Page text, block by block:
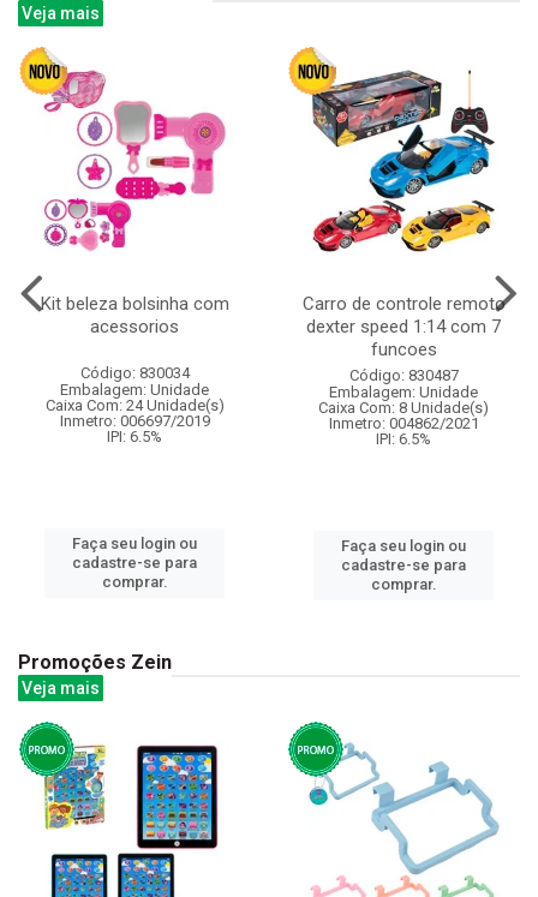
Veja mais
Kit beleza bolsinha com
acessorios
Código: 830034
Embalagem: Unidade
Caixa Com: 24 Unidade(s)
Inmetro: 006697/2019
IPI: 6.5%
Faça seu login ou
cadastre-se para
comprar.
Carro de controle remoto
dexter speed 1:14 com 7
funcoes
Código: 830487
Embalagem: Unidade
Caixa Com: 8 Unidade(s)
Inmetro: 004862/2021
IPI: 6.5%
Faça seu login ou
cadastre-se para
comprar.
Promoções Zein
Veja mais